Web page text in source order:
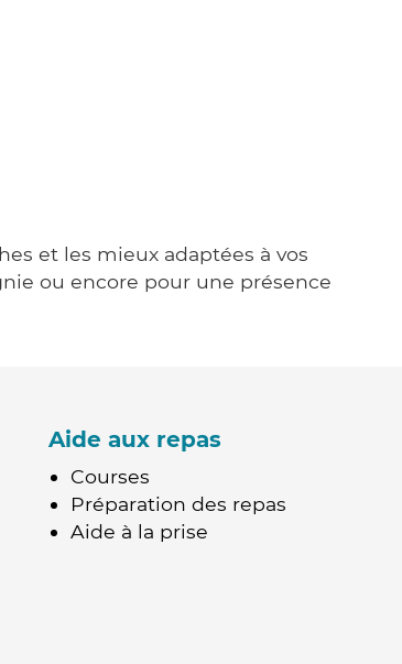
et les mieux adaptées à vos
ou encore pour une présence
Aide aux repas
Courses
Préparation des repas
Aide à la prise